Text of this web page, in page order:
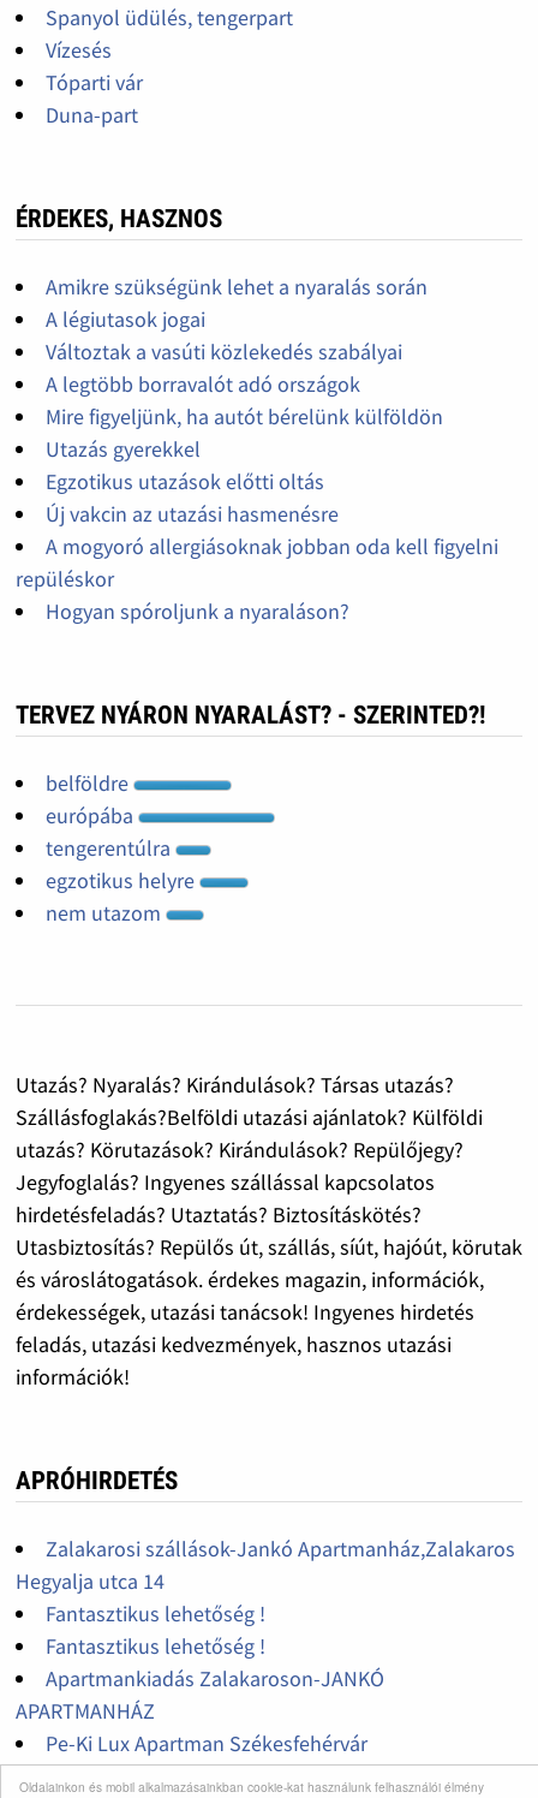
Oldalainkon és mobil alkalmazásainkban cookie-kat használunk felhasználói élmény
Spanyol üdülés, tengerpart
Vízesés
Tóparti vár
Duna-part
ÉRDEKES, HASZNOS
Amikre szükségünk lehet a nyaralás során
A légiutasok jogai
Változtak a vasúti közlekedés szabályai
A legtöbb borravalót adó országok
Mire figyeljünk, ha autót bérelünk külföldön
Utazás gyerekkel
Egzotikus utazások előtti oltás
Új vakcin az utazási hasmenésre
A mogyoró allergiásoknak jobban oda kell figyelni
repüléskor
Hogyan spóroljunk a nyaraláson?
TERVEZ NYÁRON NYARALÁST? - SZERINTED?!
belföldre
európába
tengerentúlra
egzotikus helyre
nem utazom
Utazás? Nyaralás? Kirándulások? Társas utazás?
Szállásfoglakás?Belföldi utazási ajánlatok? Külföldi
utazás? Körutazások? Kirándulások? Repülőjegy?
Jegyfoglalás? Ingyenes szállással kapcsolatos
hirdetésfeladás? Utaztatás? Biztosításkötés?
Utasbiztosítás? Repülős út, szállás, síút, hajóút, körutak
és városlátogatások. érdekes magazin, információk,
érdekességek, utazási tanácsok! Ingyenes hirdetés
feladás, utazási kedvezmények, hasznos utazási
információk!
APRÓHIRDETÉS
Zalakarosi szállások-Jankó Apartmanház,Zalakaros
Hegyalja utca 14
Fantasztikus lehetőség !
Fantasztikus lehetőség !
Apartmankiadás Zalakaroson-JANKÓ
APARTMANHÁZ
Pe-Ki Lux Apartman Székesfehérvár
Idegenvezetés Kecskeméten